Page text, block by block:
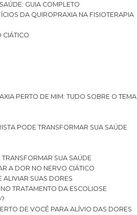
GUIA COMPLETO
DA QUIROPRAXIA NA FISIOTERAPIA
CIÁTICO
PERTO DE MIM: TUDO SOBRE O TEMA
PODE TRANSFORMAR SUA SAÚDE
TRANSFORMAR SUA SAÚDE
A DOR NO NERVO CIÁTICO
ALIVIAR SUAS DORES
TRATAMENTO DA ESCOLIOSE
DE VOCÊ PARA ALÍVIO DAS DORES